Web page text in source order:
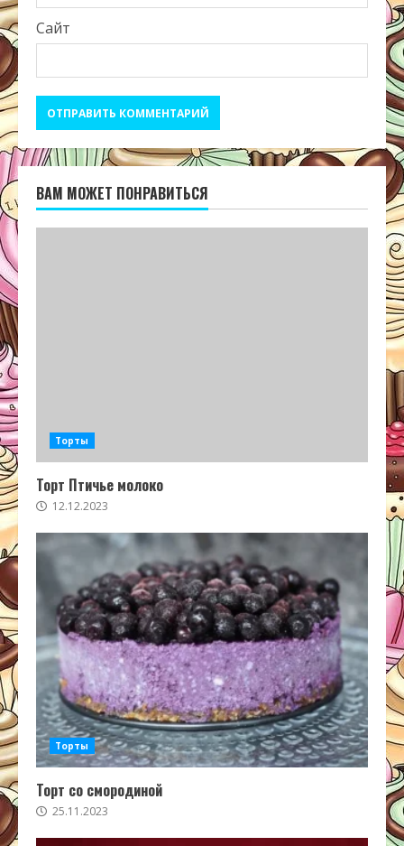
Сайт
ВАМ МОЖЕТ ПОНРАВИТЬСЯ
Торты
Торт Птичье молоко
12.12.2023
Торты
Торт со смородиной
25.11.2023